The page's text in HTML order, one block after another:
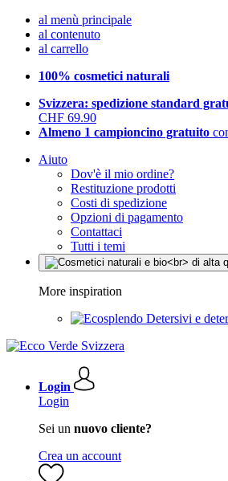
al menù principale
al contenuto
al carrello
100% cosmetici naturali
Svizzera: spedizione standard
CHF 69.90
Almeno 1 campioncino gratuito
Aiuto
Dov'è il mio ordine?
Restituzione prodotti
Costi di spedizione
Opzioni di pagamento
Contattaci
Tutti i temi
More inspiration
Detersivi e
Login
Login
Sei un nuovo cliente?
Crea un account